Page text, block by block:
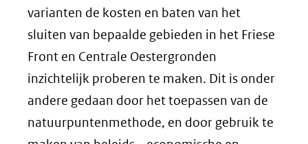
varianten de kosten en baten van het
sluiten van bepaalde gebieden in het Friese
Front en Centrale Oestergronden
inzichtelijk proberen te maken. Dit is onder
andere gedaan door het toepassen van de
natuurpuntenmethode, en door gebruik te